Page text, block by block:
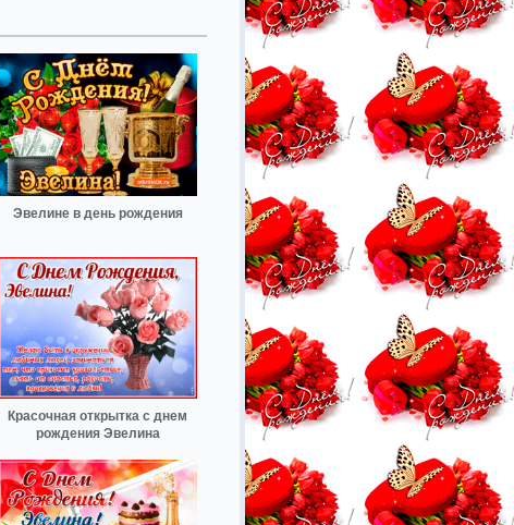
Эвелине в день рождения
Красочная открытка с днем
рождения Эвелина